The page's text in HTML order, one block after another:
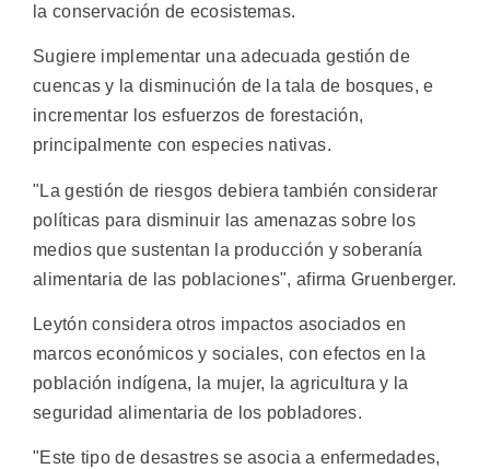
la conservación de ecosistemas.
Sugiere implementar una adecuada gestión de
cuencas y la disminución de la tala de bosques, e
incrementar los esfuerzos de forestación,
principalmente con especies nativas.
"La gestión de riesgos debiera también considerar
políticas para disminuir las amenazas sobre los
medios que sustentan la producción y soberanía
alimentaria de las poblaciones", afirma Gruenberger.
Leytón considera otros impactos asociados en
marcos económicos y sociales, con efectos en la
población indígena, la mujer, la agricultura y la
seguridad alimentaria de los pobladores.
"Este tipo de desastres se asocia a enfermedades,